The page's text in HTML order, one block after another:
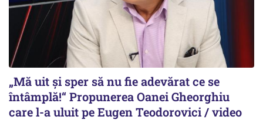
„Mă uit și sper să nu fie adevărat ce se
întâmplă!“ Propunerea Oanei Gheorghiu
care l-a uluit pe Eugen Teodorovici / video